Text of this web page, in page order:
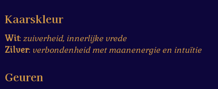
Kaarskleur
Wit:zuiverheid, innerlijke vrede
Zilver: verbondenheid met maanenergie en intuïtie
Geuren